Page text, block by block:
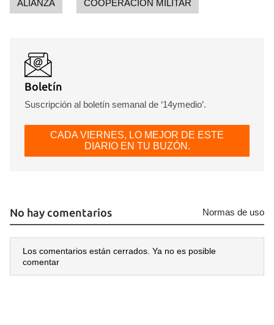
ALIANZA COOPERACIÓN MILITAR
Boletín
Suscripción al boletín semanal de ‘14ymedio’.
CADA VIERNES, LO MEJOR DE ESTE
DIARIO EN TU BUZÓN.
No hay comentarios Normas de uso
Los comentarios están cerrados. Ya no es posible
comentar